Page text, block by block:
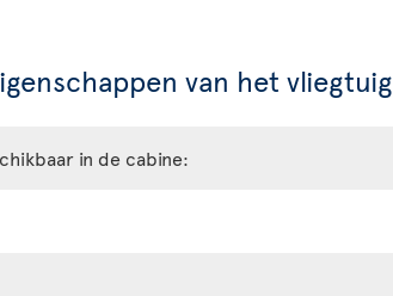
van het vliegtuig
in de cabine: